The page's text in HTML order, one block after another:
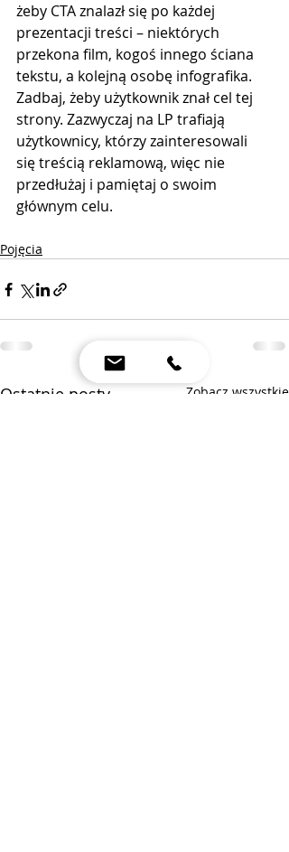
żeby CTA znalazł się po każdej
prezentacji treści – niektórych
przekona film, kogoś innego ściana
tekstu, a kolejną osobę infografika.
Zadbaj, żeby użytkownik znał cel tej
strony. Zazwyczaj na LP trafiają
użytkownicy, którzy zainteresowali
się treścią reklamową, więc nie
przedłużaj i pamiętaj o swoim
głównym celu.
Pojęcia
Ostatnie posty Zobacz wszystkie